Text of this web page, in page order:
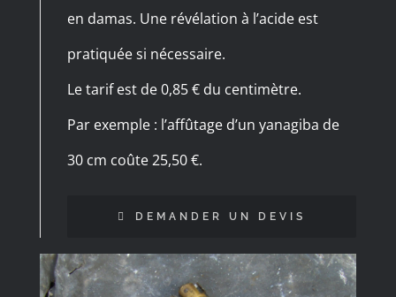
en damas. Une révélation à l’acide est
pratiquée si nécessaire.
Le tarif est de 0,85 € du centimètre.
Par exemple : l’affûtage d’un yanagiba de
30 cm coûte 25,50 €.
DEMANDER UN DEVIS